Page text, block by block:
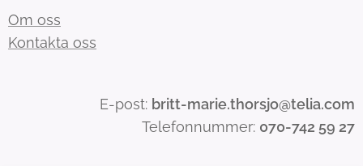
Om oss
Kontakta oss
E-post: britt-marie.thorsjo@telia.com
Telefonnummer: 070-742 59 27